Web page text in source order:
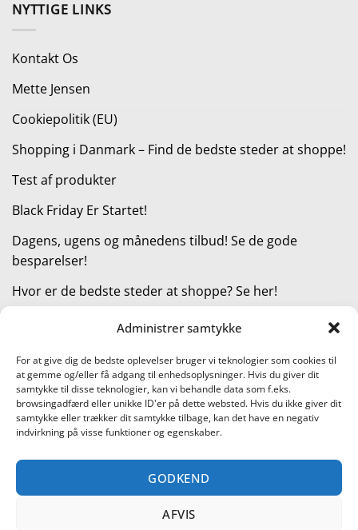
Administrer samtykke
For at give dig de bedste oplevelser bruger vi teknologier som cookies til
at gemme og/eller få adgang til enhedsoplysninger. Hvis du giver dit
samtykke til disse teknologier, kan vi behandle data som f.eks.
browsingadfærd eller unikke ID'er på dette websted. Hvis du ikke giver dit
samtykke eller trækker dit samtykke tilbage, kan det have en negativ
indvirkning på visse funktioner og egenskaber.
GODKEND
AFVIS
NYTTIGE LINKS
Kontakt Os
Mette Jensen
Cookiepolitik (EU)
Shopping i Danmark – Find de bedste steder at shoppe!
Test af produkter
Black Friday Er Startet!
Dagens, ugens og månedens tilbud! Se de gode
besparelser!
Hvor er de bedste steder at shoppe? Se her!
Kategorier
Læs vores guide til online shopping
PayPal Stripe
On
METTE JENSEN